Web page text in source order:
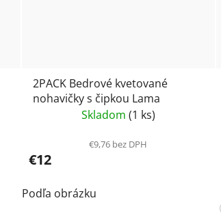
2PACK Bedrové kvetované
nohavičky s čipkou Lama
Skladom (1 ks)
€9,76 bez DPH
€12
Podľa obrázku